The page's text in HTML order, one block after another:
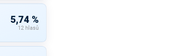
5,74 %
12 hlasů